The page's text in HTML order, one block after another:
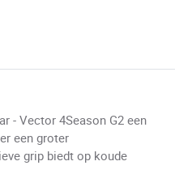
- Vector 4Season G2 een
een groter
grip biedt op koude